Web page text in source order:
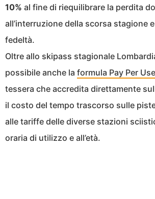
10% al fine di riequilibrare la perdita
all’interruzione della scorsa stagione
fedeltà.
Oltre allo skipass stagionale
possibile anche la formula Pay Per Use
tessera che accredita direttamente
il costo del tempo trascorso sulle
alle tariffe delle diverse stazioni
oraria di utilizzo e all’età.